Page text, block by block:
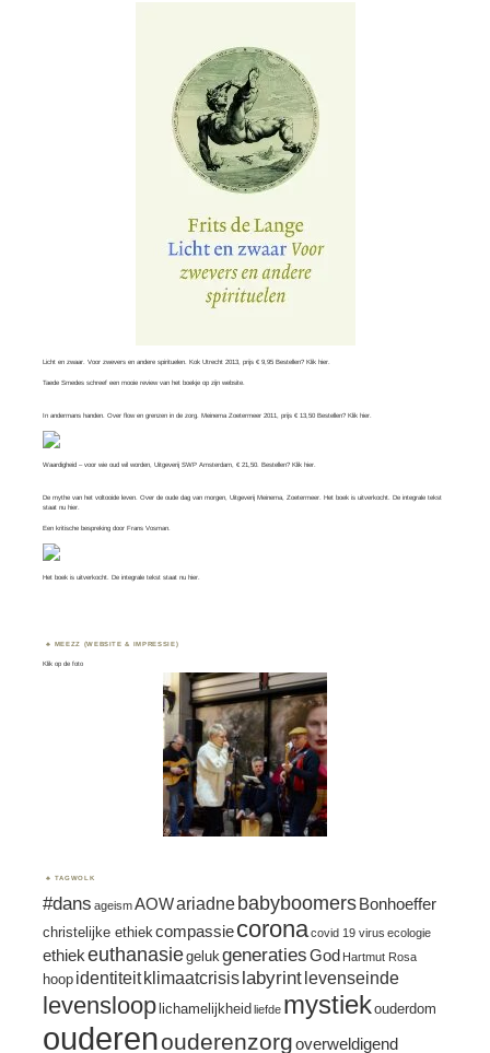
Licht en zwaar. Voor zwevers en andere spirituelen. Kok Utrecht 2013, prijs € 9,95 Bestellen? Klikhier
Taede Smedes schreef een mooie review van het boekje op zijnwebsite
In andermans handen. Over flow en grenzen in de zorg. Meinema Zoetermeer 2011, prijs € 13,50 Bestellen? Klikhier
Waardigheid – voor wie oud wil worden, Uitgeverij SWP Amsterdam, € 21,50. Bestellen? Klikhier
De mythe van het voltooide leven. Over de oude dag van morgen, Uitgeverij Meinema, Zoetermeer. Het boek is uitverkocht. De integrale tekst
staat nuhier
Een kritische bespreking doorFrans Vosman
Het boek is uitverkocht. De integrale tekst staat nuhier.
MEEZZ (WEBSITE & IMPRESSIE)
Klik op de foto
TAGWOLK
#dans ageismAOWariadne babyboomers Bonhoeffer
christelijke ethiekcompassiecoronacovid 19 virus ecologie
ethiekeuthanasiegelukgeneratiesGod Hartmut Rosa
hoop identiteit klimaatcrisislabyrint levenseinde
levensloop lichamelijkheid liefde mystiekouderdom
ouderenouderenzorgoverweldigend